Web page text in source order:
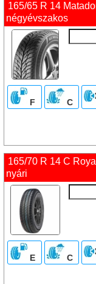
165/65 R 14
négyévszakos
F C
165/70 R 14 C
nyári
E C